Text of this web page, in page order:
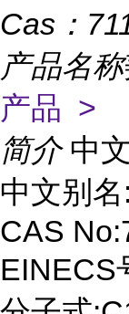
Cas：
产品名称
产品 >
简介 中
中文别
CAS
EINECS